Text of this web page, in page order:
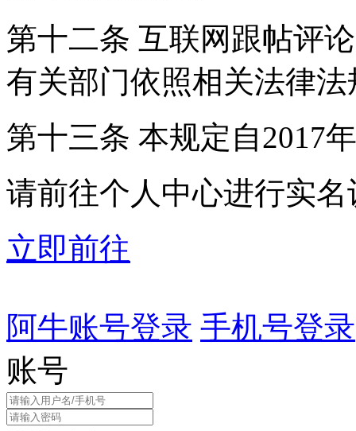
第十二条 互联网跟帖评
有关部门依照相关法律
第十三条 本规定自2017
请前往个人中心进行实名
立即前往
阿牛账号登录 手机号登录
账号